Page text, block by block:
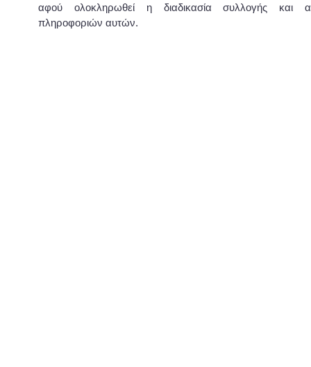
αφού ολοκληρωθεί η διαδικασία συλλογής και
πληροφοριών αυτών.